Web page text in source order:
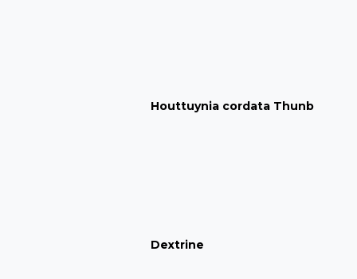
Houttuynia cordata Thunb
Dextrine